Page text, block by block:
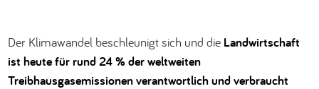
Der Klimawandel beschleunigt sich und die Landwirtschaft
ist heute für rund 24 % der weltweiten
Treibhausgasemissionen verantwortlich und verbraucht